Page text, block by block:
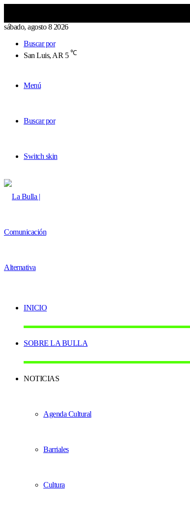
sábado, agosto 8 2026
Buscar por
San Luis, AR 5 ℃
Menú
Buscar por
Switch skin
INICIO
SOBRE LA BULLA
NOTICIAS
Agenda Cultural
Barriales
Cultura